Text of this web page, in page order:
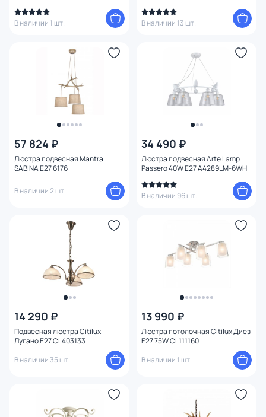
В наличии 1 шт. В наличии 13 шт.
57 824 ₽
Люстра подвесная Mantra
SABINA E27 6176
В наличии 2 шт.
34 490 ₽
Люстра подвесная Arte Lamp
Passero 40W E27 A4289LM-6WH
В наличии 96 шт.
14 290 ₽
Подвесная люстра Citilux
Лугано E27 CL403133
В наличии 35 шт.
13 990 ₽
Люстра потолочная Citilux Диез
E27 75W CL111160
В наличии 1 шт.